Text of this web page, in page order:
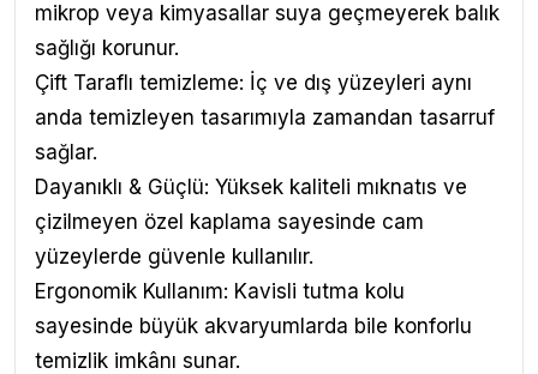
mikrop veya kimyasallar suya geçmeyerek balık
sağlığı korunur.
Çift Taraflı temizleme: İç ve dış yüzeyleri aynı
anda temizleyen tasarımıyla zamandan tasarruf
sağlar.
Dayanıklı & Güçlü: Yüksek kaliteli mıknatıs ve
çizilmeyen özel kaplama sayesinde cam
yüzeylerde güvenle kullanılır.
Ergonomik Kullanım: Kavisli tutma kolu
sayesinde büyük akvaryumlarda bile konforlu
temizlik imkânı sunar.